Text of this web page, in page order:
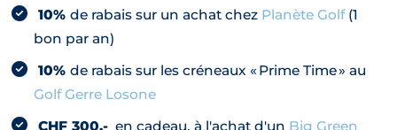
10%de rabais sur un achat chez Planète Golf(1
bon par an)
10%de rabais sur les créneaux « Prime Time » au
Golf Gerre Losone
CHF 300.- en cadeau, à l'achat d'un Big Green